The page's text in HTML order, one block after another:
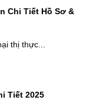
Chi Tiết Hồ Sơ &
thị thực...
Tiết 2025